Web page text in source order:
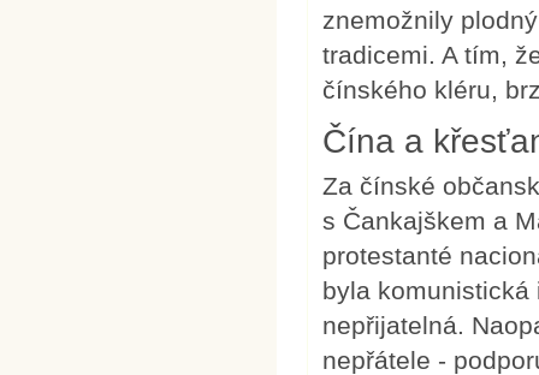
znemožnily
tradicemi. A tím,
čínského kléru,
Čína a
Za čínské
s Čankajškem a
protestanté
byla
nepřijatelná.
nepřátele -